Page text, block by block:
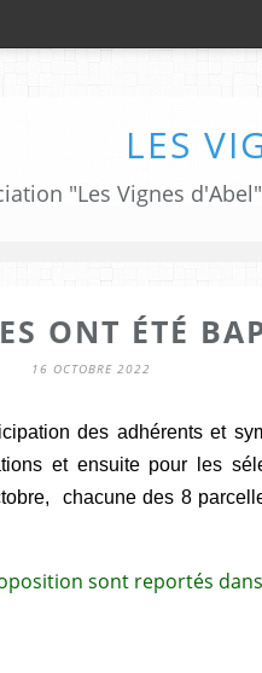
LES
"Les Vignes
ONT ÉTÉ
16 OCTOBRE 2022
cipation des adhérents et
et ensuite pour les
chacune des 8
sont reportés